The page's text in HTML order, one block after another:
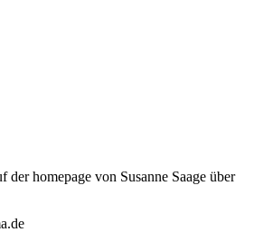
der homepage von Susanne Saage über